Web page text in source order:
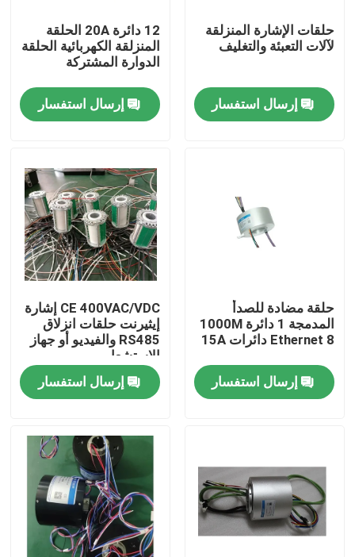
منزل
حلقة زلة موصلة
حلقة الانزلاق عالية السرعة
حلقات زلة الإشارة
حلقات الإشارة المنزلقة
لآلات التعبئة والتغليف
إرسال استفسار
12 دائرة 20A الحلقة
المنزلقة الكهربائية الحلقة
الدوارة المشتركة
إرسال استفسار
حلقة مضادة للصدأ
المدمجة 1 دائرة 1000M
Ethernet 8 دائرات 15A
إرسال استفسار
CE 400VAC/VDC إشارة
إيثيرنت حلقات انزلاق
RS485 والفيديو أو جهاز
الاستشعار
إرسال استفسار